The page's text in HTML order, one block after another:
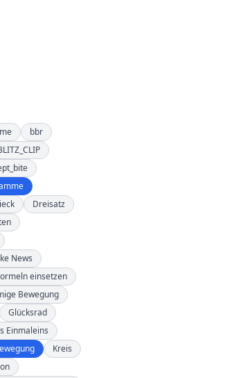
bbr
Dreisatz
News
einsetzen
Bewegung
Glücksrad
Einmaleins
Kreis